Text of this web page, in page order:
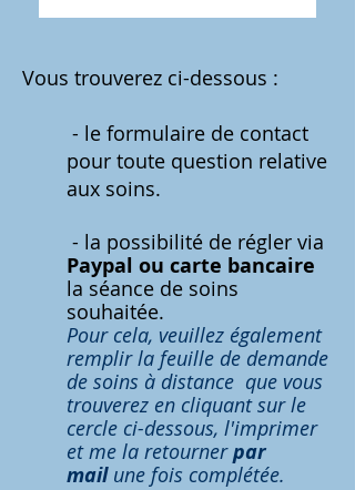
Vous trouverez ci-dessous :
- le formulaire de contact
pour toute question relative
aux soins.
- la possibilité de régler via
Paypal ou carte bancaire
la séance de soins
souhaitée.
Pour cela, veuillez également
remplir la feuille de demande
de soins à distance que vous
trouverez en cliquant sur le
cercle ci-dessous, l'imprimer
et me la retournerpar
mailune fois complétée.